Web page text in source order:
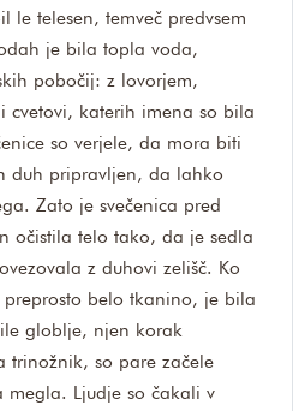
telesen, temveč predvsem
je bila topla voda,
pobočij: z lovorjem,
cvetovi, katerih imena so bila
so verjele, da mora biti
duh pripravljen, da lahko
Zato je svečenica pred
očistila telo tako, da je sedla
z duhovi zelišč. Ko
belo tkanino, je bila
globlje, njen korak
trinožnik, so pare začele
Ljudje so čakali v